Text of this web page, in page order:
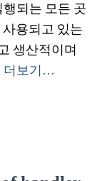
되는 모든 곳
용되고 있는
생산적이며
더보기…